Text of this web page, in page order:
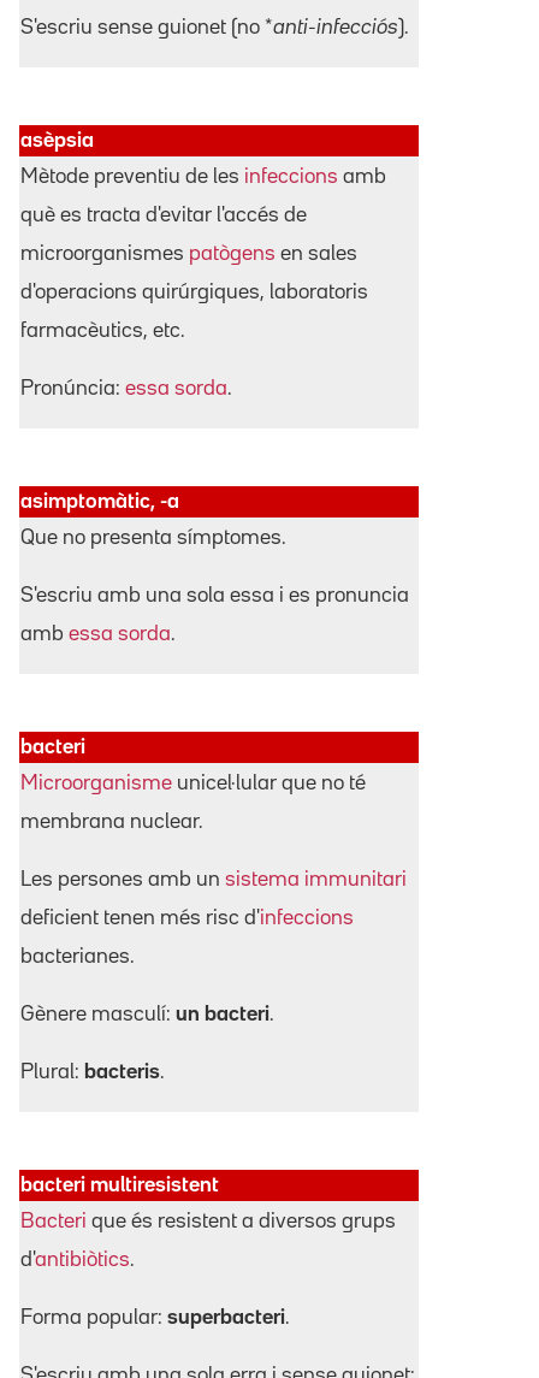
S'escriu sense guionet (no *anti-infecciós).
asèpsia
Mètode preventiu de les infeccions amb
què es tracta d'evitar l'accés de
microorganismes patògens en sales
d'operacions quirúrgiques, laboratoris
farmacèutics, etc.
Pronúncia: essa sorda.
asimptomàtic, -a
Que no presenta símptomes.
S'escriu amb una sola essa i es pronuncia
amb essa sorda.
bacteri
Microorganisme unicel·lular que no té
membrana nuclear.
Les persones amb un sistema immunitari
deficient tenen més risc d'infeccions
bacterianes.
Gènere masculí: un bacteri.
Plural: bacteris.
bacteri multiresistent
Bacteri que és resistent a diversos grups
d'antibiòtics.
Forma popular: superbacteri.